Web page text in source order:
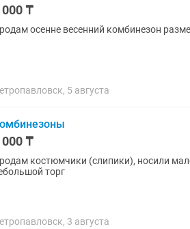
000 ₸
осенне весенний комбинезон
5 августа
000 ₸
костюмчики (слипики), носили
торг
3 августа